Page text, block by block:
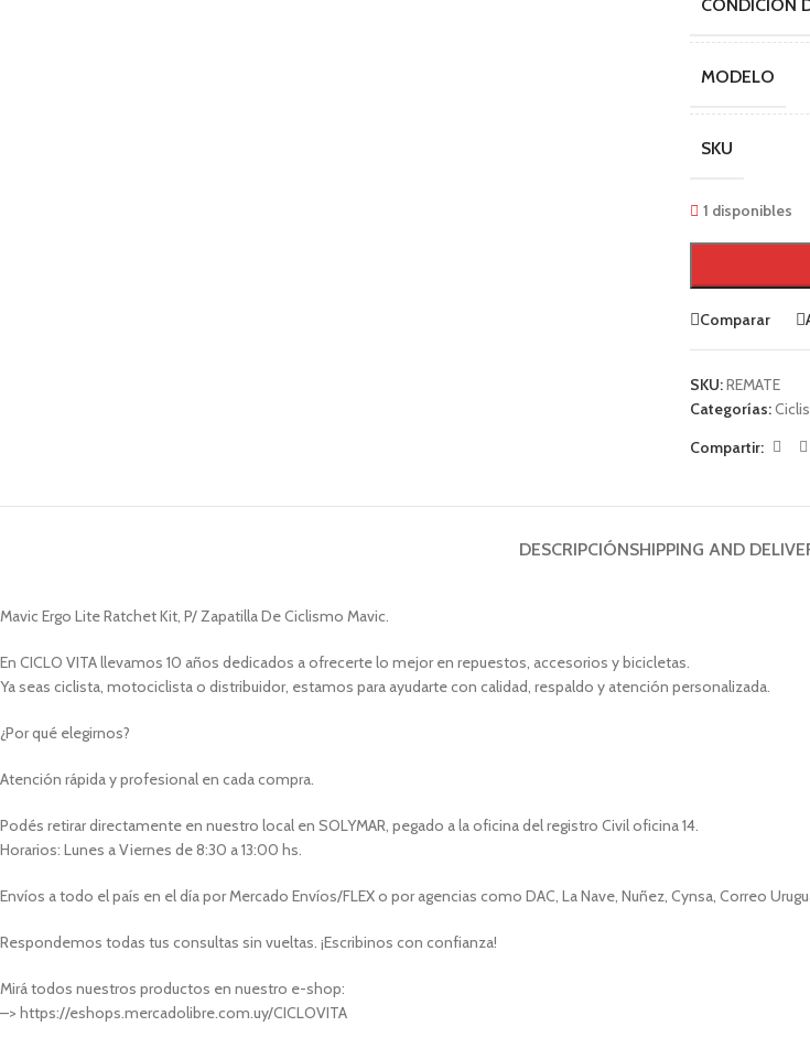
CONDICIÓN
MODELO
SKU
1 disponibles
Comparar
SKU:REMATE
Categorías:
Compartir:
DESCRIPCIÓNSHIPPING AND
Mavic Ergo Lite Ratchet Kit, P/ Zapatilla De Ciclismo Mavic.
En CICLO VITA llevamos 10 años dedicados a ofrecerte lo mejor en repuestos, accesorios y bicicletas.
Ya seas ciclista, motociclista o distribuidor, estamos para ayudarte con calidad, respaldo y atención personalizada.
¿Por qué elegirnos?
Atención rápida y profesional en cada compra.
Podés retirar directamente en nuestro local en SOLYMAR, pegado a la oficina del registro Civil oficina 14.
Horarios: Lunes a Viernes de 8:30 a 13:00 hs.
Envíos a todo el país en el día por Mercado Envíos/FLEX o por agencias como DAC, La Nave, Nuñez, Cynsa, Correo
Respondemos todas tus consultas sin vueltas. ¡Escribinos con confianza!
Mirá todos nuestros productos en nuestro e-shop:
–> https://eshops.mercadolibre.com.uy/CICLOVITA